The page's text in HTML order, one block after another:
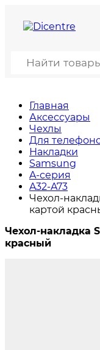
Главная
Аксессуары
Чехлы
Для
Накладки
Samsung
A-серия
A32-A73
Чехол-
картой
Чехол-накладка
красный